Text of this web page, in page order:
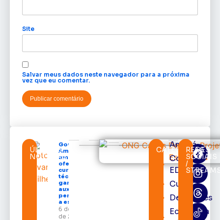
Site
Salvar meus dados neste navegador para a próxima
vez que eu comentar.
ÚLTIMAS
NOTÍCIAS
Governo do
Amapá
amplia
oferta de
cursos
técnicos e
garante
auxílio
permanência
a estudantes
6 de agosto
de 2026
CATEGORIAS
Amapá
Cortes
EDcast
Cultura
Destaques
Economia
REDES
SOCIAIS
/